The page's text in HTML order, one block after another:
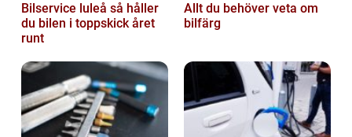
Bilservice luleå så håller
du bilen i toppskick året
runt
Allt du behöver veta om
bilfärg